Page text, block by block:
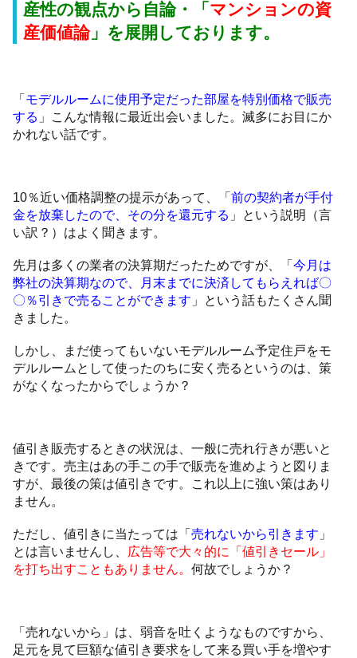
産性の観点から自論・「 マンションの資
産価値論」 を展開しております。
「モデルルームに使用予定だった部屋を特別価格で販売
する 」こんな情報に最近出会いました。滅多にお目にか
かれない話です。
10％近い価格調整の提示があって、「前の契約者が手付
金を放棄したので、その分を還元する 」という説明（言
い訳？）はよく聞きます。
先月は多くの業者の決算期だったためですが、「今月は
弊社の決算期なので、月末までに決済してもらえれば〇
〇％引きで売ることができます 」という話もたくさん聞
きました。
しかし、まだ使ってもいないモデルルーム予定住戸をモ
デルルームとして使ったのちに安く売るというのは、策
がなくなったからでしょうか？
値引き販売するときの状況は、一般に売れ行きが悪いと
きです。売主はあの手この手で販売を進めようと図りま
すが、最後の策は値引きです。これ以上に強い策はあり
ません。
ただし、値引きに当たっては「売れないから引きます 」
とは言いませんし、 広告等で大々的に「値引きセール」
を打ち出すこともありません。何故でしょうか？
「売れないから」は、弱音を吐くようなものですから、
足元を見て巨額な値引き要求をして来る買い手を増やす